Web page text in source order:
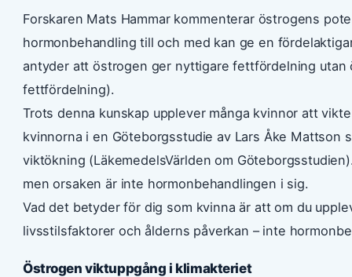
Forskaren Mats Hammar kommenterar östrogens
hormonbehandling till och med kan ge en
antyder att östrogen ger nyttigare fettfördelning utan
fettfördelning).
Trots denna kunskap upplever många kvinnor att
kvinnorna i en Göteborgsstudie av Lars Åke Mattson
viktökning (LäkemedelsVärlden om
men orsaken är inte hormonbehandlingen i sig.
Vad det betyder för dig som kvinna är att om du
livsstilsfaktorer och ålderns påverkan – inte
Östrogen viktuppgång i klimakteriet